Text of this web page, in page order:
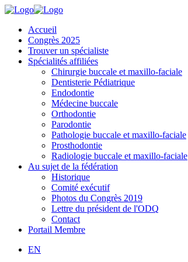
Accueil
Congrès 2025
Trouver un spécialiste
Spécialités affiliées
Chirurgie buccale et maxillo-faciale
Dentisterie Pédiatrique
Endodontie
Médecine buccale
Orthodontie
Parodontie
Pathologie buccale et maxillo-faciale
Prosthodontie
Radiologie buccale et maxillo-faciale
Au sujet de la fédération
Historique
Comité exécutif
Photos du Congrès 2019
Lettre du président de l'ODQ
Contact
Portail Membre
EN